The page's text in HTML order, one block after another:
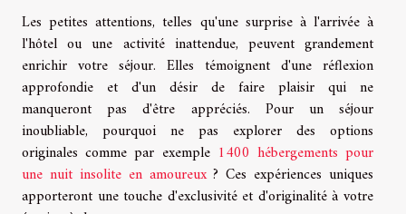
Les petites attentions, telles qu'une surprise à l'arrivée à
l'hôtel ou une activité inattendue, peuvent grandement
enrichir votre séjour. Elles témoignent d'une réflexion
approfondie et d'un désir de faire plaisir qui ne
manqueront pas d'être appréciés. Pour un séjour
inoubliable, pourquoi ne pas explorer des options
originales comme par exemple 1400 hébergements pour
une nuit insolite en amoureux? Ces expériences uniques
apporteront une touche d'exclusivité et d'originalité à votre